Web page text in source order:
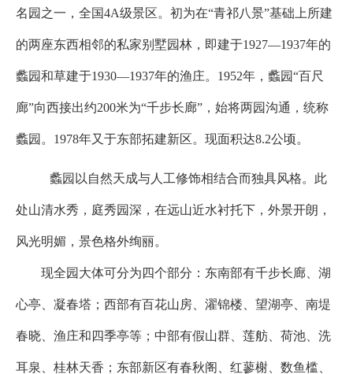
名园之一，全国4A级景区。初为在“青祁八景”基础上所建
的两座东西相邻的私家别墅园林，即建于1927—1937年的
蠡园和草建于1930—1937年的渔庄。1952年，蠡园“百尺
廊”向西接出约200米为“千步长廊”，始将两园沟通，统称
蠡园。1978年又于东部拓建新区。现面积达8.2公顷。
蠡园以自然天成与人工修饰相结合而独具风格。此
处山清水秀，庭秀园深，在远山近水衬托下，外景开朗，
风光明媚，景色格外绚丽。
现全园大体可分为四个部分：东南部有千步长廊、湖
心亭、凝春塔；西部有百花山房、濯锦楼、望湖亭、南堤
春晓、渔庄和四季亭等；中部有假山群、莲舫、荷池、洗
耳泉、桂林天香；东部新区有春秋阁、红蓼榭、数鱼槛、